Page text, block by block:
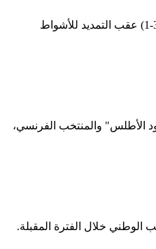
كتب / مصطفى جمال أكمل المنتخب الأرجنتيني عقد المتأهلين إلى الدور نصف النهائي لبطولة كأس العالم 2026، بعد تحقيقه فوزاً قيصرياً ومثيراً على نظيره السويسري بنتيجة (3-1) عقب التمديد للأشواط
"أسود الأطلس" والمنتخب الفرنسي،
خلال الفترة المقبلة.